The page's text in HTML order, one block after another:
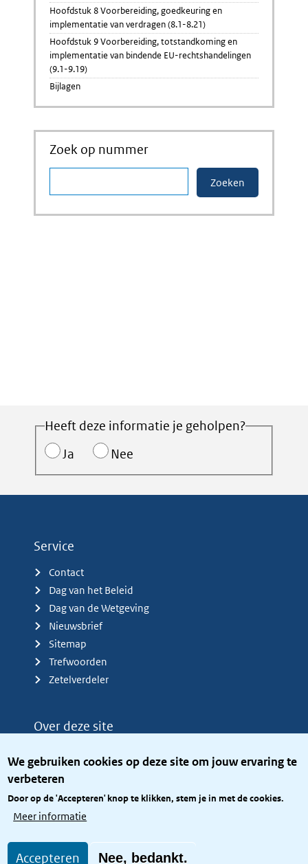
We gebruiken cookies op deze site om jouw ervaring te
verbeteren
Door op de 'Accepteren' knop te klikken, stem je in met de cookies.
Meer informatie
Accepteren Nee, bedankt.
Hoofdstuk 8 Voorbereiding, goedkeuring en
implementatie van verdragen (8.1-8.21)
Hoofdstuk 9 Voorbereiding, totstandkoming en
implementatie van bindende EU-rechtshandelingen
(9.1-9.19)
Bijlagen
Zoek op nummer
Heeft deze informatie je geholpen?
Ja
Nee
Service
Contact
Dag van het Beleid
Dag van de Wetgeving
Nieuwsbrief
Sitemap
Trefwoorden
Zetelverdeler
Over deze site
Privacy
Toegang site openbaar
Toegankelijkheid